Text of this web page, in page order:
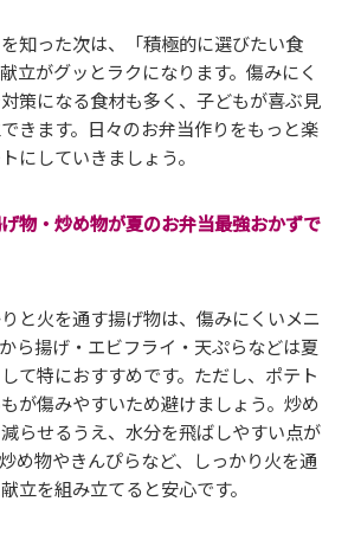
を知った次は、「積極的に選びたい食
立がグッとラクになります。傷みにく
策になる食材も多く、子どもが喜ぶ見
きます。日々のお弁当作りをもっと楽
にしていきましょう。
物・炒め物が夏のお弁当最強おかずで
と火を通す揚げ物は、傷みにくいメニ
ら揚げ・エビフライ・天ぷらなどは夏
て特におすすめです。ただし、ポテト
が傷みやすいため避けましょう。炒め
らせるうえ、水分を飛ばしやすい点が
め物やきんぴらなど、しっかり火を通
立を組み立てると安心です。